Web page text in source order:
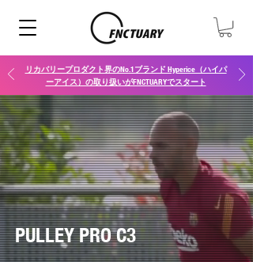
リカバリープロダクト界のNo.1ブランド Hyperice（ハイパ
ーアイス）の取り扱いがFNCTUARYでスタート
PULLEY PRO C3